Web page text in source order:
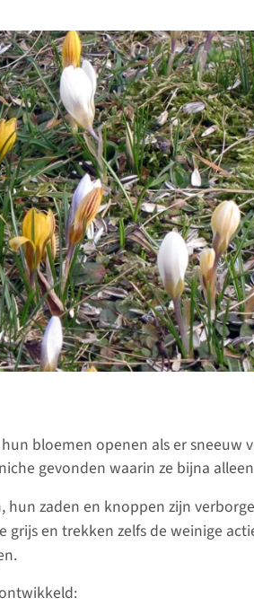
bloemen openen als er sneeuw
gevonden waarin ze bijna
hun zaden en knoppen zijn
en trekken zelfs de weinige